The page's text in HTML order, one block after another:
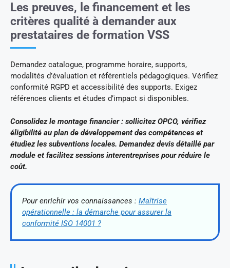
Les preuves, le financement et les
critères qualité à demander aux
prestataires de formation VSS
Demandez catalogue, programme horaire, supports,
modalités d’évaluation et référentiels pédagogiques. Vérifiez
conformité RGPD et accessibilité des supports. Exigez
références clients et études d’impact si disponibles.
Consolidez le montage financier : sollicitez OPCO, vérifiez
éligibilité au plan de développement des compétences et
étudiez les subventions locales. Demandez devis détaillé par
module et facilitez sessions interentreprises pour réduire le
coût.
Pour enrichir vos connaissances : Maîtrise
opérationnelle : la démarche pour assurer la
conformité ISO 14001 ?